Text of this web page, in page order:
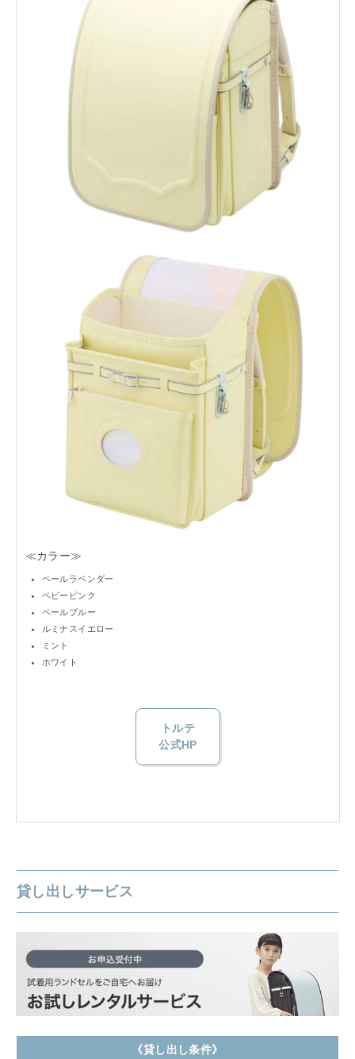
≪カラー≫
ペールラベンダー
ベビーピンク
ペールブルー
ルミナスイエロー
ミント
ホワイト
トルテ
公式HP
貸し出しサービス
《貸し出し条件》